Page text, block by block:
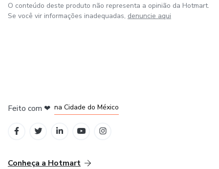
O conteúdo deste produto não representa a opinião da Hotmart.
Se você vir informações inadequadas, denuncie aqui
Feito com ❤ na Cidade do México
Conheça a Hotmart